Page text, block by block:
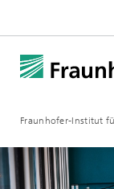
Fraunhofer-Institut